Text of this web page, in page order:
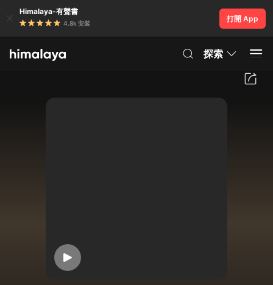
Himalaya-有聲書
4.8k 安裝
打開 App
探索